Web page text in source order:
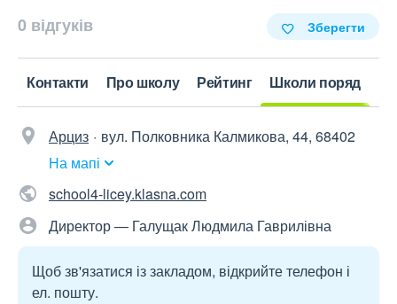
0 відгуків Зберегти
Контакти Про школу Рейтинг Школи поряд
Арциз
вул. Полковника Калмикова, 44, 68402
На мапі
school4-licey.klasna.com
Директор — Галущак Людмила Гаврилівна
Щоб зв'язатися із закладом, відкрийте телефон і
ел. пошту.